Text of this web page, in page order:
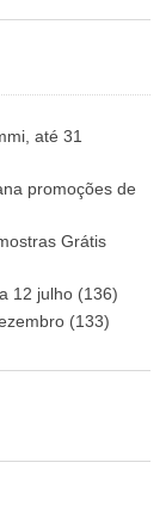
até 31
promoções de
Grátis
12 julho (136)
(133)